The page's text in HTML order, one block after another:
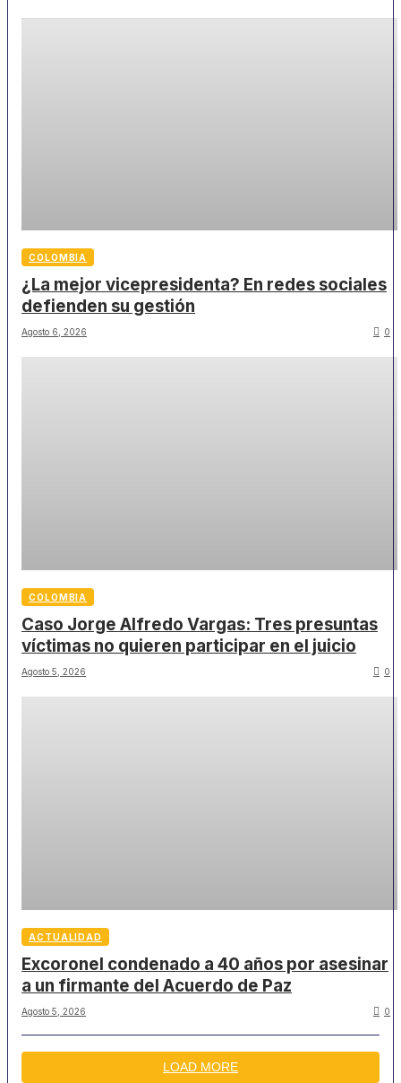
COLOMBIA
¿La mejor vicepresidenta? En redes sociales
defienden su gestión
Agosto 6, 2026 0
COLOMBIA
Caso Jorge Alfredo Vargas: Tres presuntas
víctimas no quieren participar en el juicio
Agosto 5, 2026 0
ACTUALIDAD
Excoronel condenado a 40 años por asesinar
a un firmante del Acuerdo de Paz
Agosto 5, 2026 0
LOAD MORE